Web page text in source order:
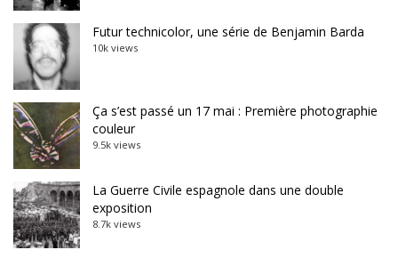
Futur technicolor, une série de Benjamin Barda
10k views
Ça s’est passé un 17 mai : Première photographie
couleur
9.5k views
La Guerre Civile espagnole dans une double
exposition
8.7k views